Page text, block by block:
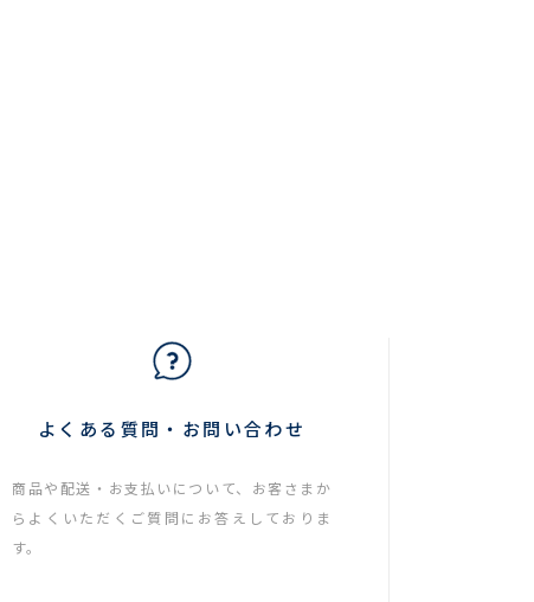
よくある質問・お問い合わせ
商品や配送・お支払いについて、お客さまか
らよくいただくご質問にお答えしておりま
す。